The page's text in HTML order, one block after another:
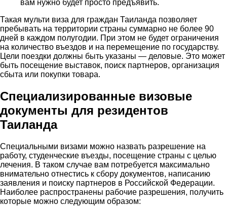
вам нужно будет просто предъявить.
Такая мульти виза для граждан Таиланда позволяет
пребывать на территории страны суммарно не более 90
дней в каждом полугодии. При этом не будет ограничения
на количество въездов и на перемещение по государству.
Цели поездки должны быть указаны — деловые. Это может
быть посещение выставок, поиск партнеров, организация
сбыта или покупки товара.
Специализированные визовые
документы для резидентов
Таиланда
Специальными визами можно назвать разрешение на
работу, студенческие въезды, посещение страны с целью
лечения. В таком случае вам потребуется максимально
внимательно отнестись к сбору документов, написанию
заявления и поиску партнеров в Российской Федерации.
Наиболее распространены рабочие разрешения, получить
которые можно следующим образом: